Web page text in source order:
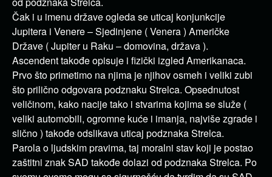
Čak i u imenu države ogleda se uticaj konjunkcije
Jupitera i Venere – Sjedinjene ( Venera ) Američke
Države ( Jupiter u Raku – domovina, država ).
Ascendent takođe opisuje i fizički izgled Amerikanaca.
Prvo što primetimo na njima je njihov osmeh i veliki zubi
što prilično odgovara podznaku Strelca. Opsednutost
veličinom, kako nacije tako i stvarima kojima se služe (
veliki automobili, ogromne kuće i imanja, najviše zgrade i
slično ) takođe odslikava uticaj podznaka Strelca.
Parola o ljudskim pravima, taj moralni stav koji je postao
zaštitni znak SAD takođe dolazi od podznaka Strelca. Po